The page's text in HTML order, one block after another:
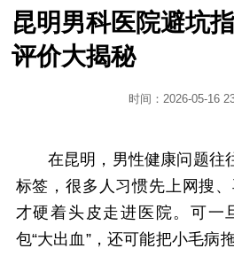
昆明男科医院避坑
评价大揭秘
时间：2026-05-16
在昆明，男性健康问题往
标签，很多人习惯先上网搜
才硬着头皮走进医院。可一
包“大出血”，还可能把小毛病